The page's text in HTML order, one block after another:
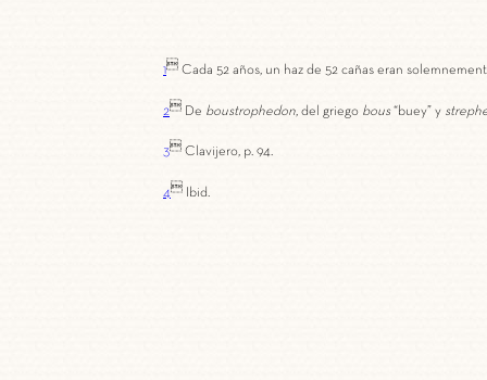
1 Cada 52 años, un haz de 52 cañas eran
2 De boustrophedon, del griego bous“buey” y
3 Clavijero, p. 94.
4 Ibid.